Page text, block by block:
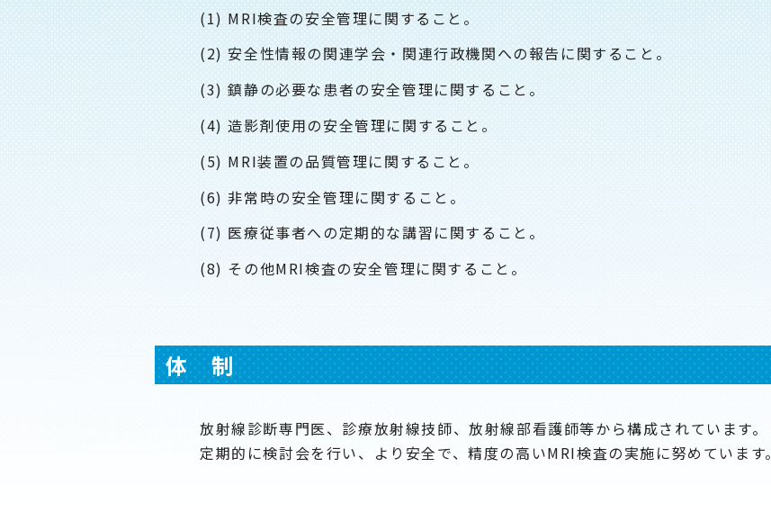
MRI検査の安全管理に関すること。
安全性情報の関連学会・関連行政機関への報告に関すること。
鎮静の必要な患者の安全管理に関すること。
造影剤使用の安全管理に関すること。
MRI装置の品質管理に関すること。
非常時の安全管理に関すること。
医療従事者への定期的な講習に関すること。
その他MRI検査の安全管理に関すること。
体 制
放射線診断専門医、診療放射線技師、放射線部看護師等から構成されています。
定期的に検討会を行い、より安全で、精度の高いMRI検査の実施に努めています。